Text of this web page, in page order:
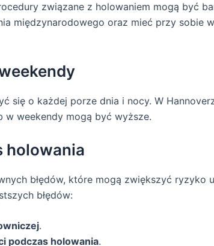
związane z holowaniem mogą być
międzynarodowego oraz mieć przy sobie
się o każdej porze dnia i nocy. W
w weekendy mogą być wyższe.
holowania
błędów, które mogą zwiększyć ryzyko
błędów:
.
podczas holowania.